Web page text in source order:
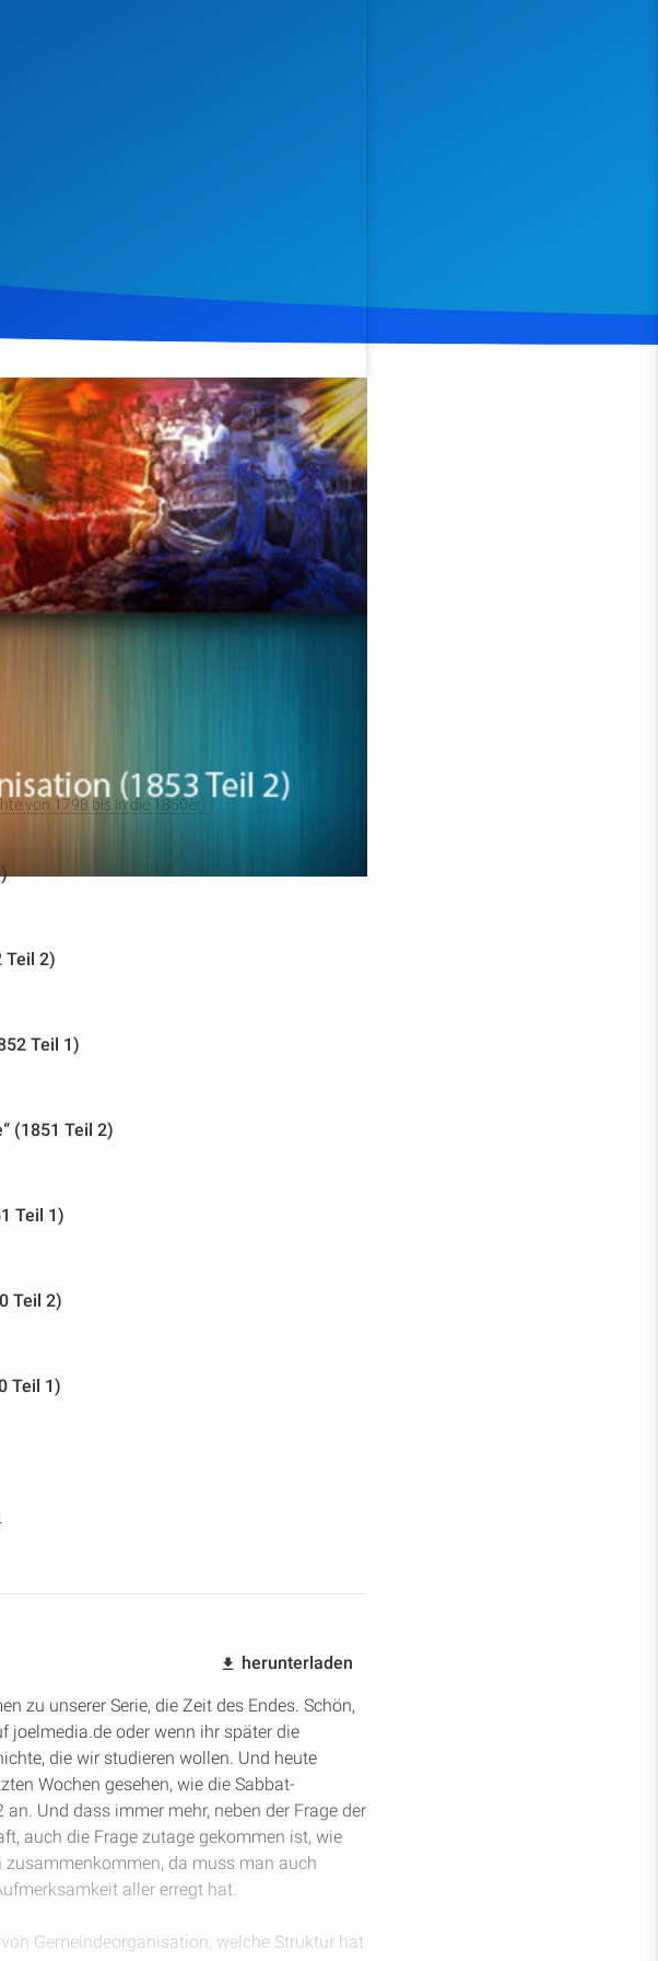
Download Teilen
ein entscheidendes Jahr für die
die Herausforderungen und Entwicklungen
Zeitschrift „Review and Herald“ und die
wird auf die politischen Ereignisse wie den
von 1798 bis in die 1850er)
Teil 2)
Teil 1)
(1851 Teil 2)
Teil 1)
Teil 2)
Teil 1)
herunterladen
zu unserer Serie, die Zeit des Endes. Schön,
joelmedia.de oder wenn ihr später die
die wir studieren wollen. Und heute
Wochen gesehen, wie die Sabbat-
Und dass immer mehr, neben der Frage der
auch die Frage zutage gekommen ist, wie
da muss man auch
aller erregt hat.
Gemeindeorganisation, welche Struktur hat